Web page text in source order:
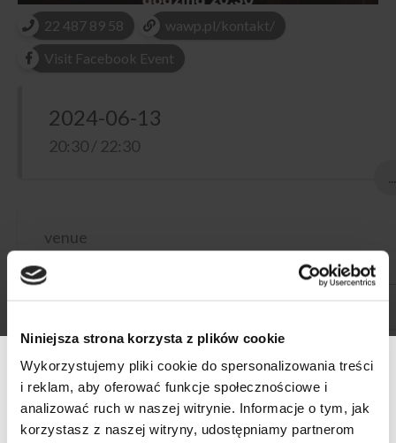
Niniejsza strona korzysta z plików cookie
Wykorzystujemy pliki cookie do spersonalizowania treści
i reklam, aby oferować funkcje społecznościowe i
analizować ruch w naszej witrynie. Informacje o tym, jak
korzystasz z naszej witryny, udostępniamy partnerom
22 487 89 58
wawp.pl/kontakt/
Visit Facebook Event
2024-06-13
20:30 / 22:30
...
venue
Whisky and Wine Place Wola
Już 13 czerwca, w naszym lokalu na Jana Kazimierza 30
odbędzie się walka. Nie na nagie miecze i nie w klatce, a na
gusta i guściki. Po jednej stronie wina niemieckie od
producenta Kaiserbaum, a naprzeciwko wina z rozmaitych